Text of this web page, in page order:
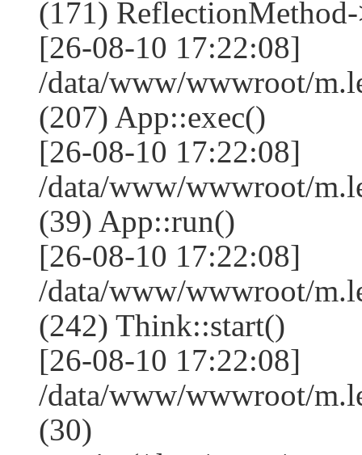
(171)
[26-08-10 17:22:08]
/data/www/wwwroot/
(207) App::exec()
[26-08-10 17:22:08]
/data/www/wwwroot/
(39) App::run()
[26-08-10 17:22:08]
/data/www/wwwroot/
(242) Think::start()
[26-08-10 17:22:08]
/data/www/wwwroot/
(30)